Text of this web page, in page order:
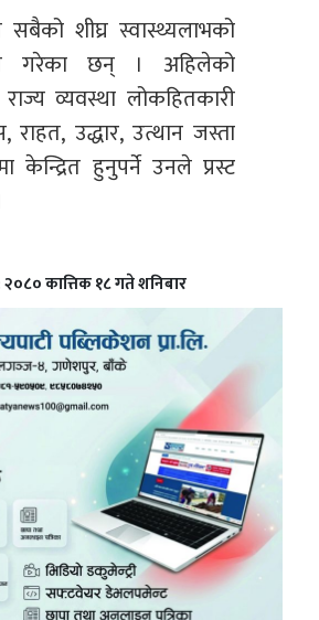
शीघ्र स्वास्थ्यलाभको
गरेका छन् । अहिलेको
व्यवस्था लोकहितकारी
राहत, उद्धार, उत्थान जस्ता
केन्द्रित हुनुपर्ने उनले प्रस्ट
२०८० कात्तिक १८ गते शनिबार